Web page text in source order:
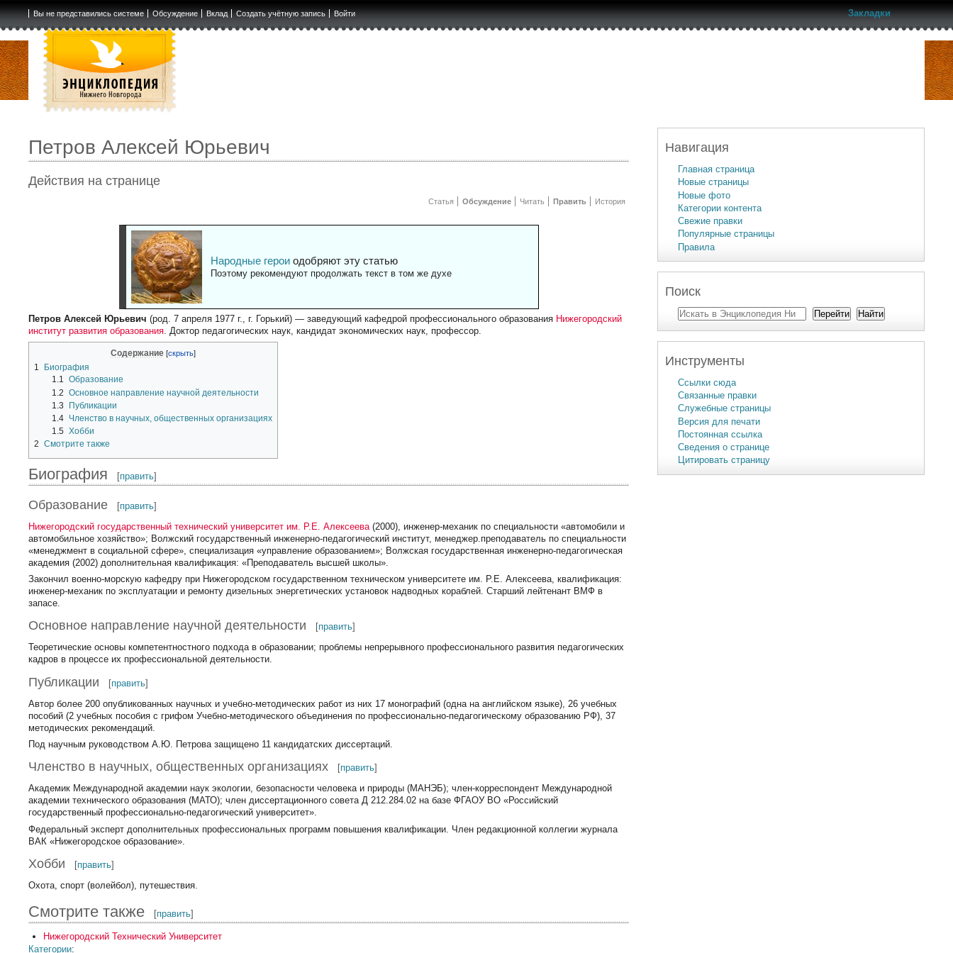
Вы не представились системе Обсуждение Вклад Создать учётную запись Войти Закладки
Петров Алексей Юрьевич
Действия на странице
Статья Обсуждение Читать Править История
Народные героиодобряют эту статью
Поэтому рекомендуют продолжать текст в том же духе
Петров Алексей Юрьевич (род. 7 апреля 1977 г., г. Горький) — заведующий кафедрой профессионального образования Нижегородский
институт развития образования. Доктор педагогических наук, кандидат экономических наук, профессор.
Содержание
1
Биография
1.1 Образование
1.2 Основное направление научной деятельности
1.3
Публикации
1.4 Членство в научных, общественных организациях
1.5 Хобби
2 Смотрите также
Биография [править]
Образование [править]
Нижегородский государственный технический университет им. Р.Е. Алексеева (2000), инженер-механик по специальности «автомобили и
автомобильное хозяйство»; Волжский государственный инженерно-педагогический институт, менеджер.преподаватель по специальности
«менеджмент в социальной сфере», специализация «управление образованием»; Волжская государственная инженерно-педагогическая
академия (2002) дополнительная квалификация: «Преподаватель высшей школы».
Закончил военно-морскую кафедру при Нижегородском государственном техническом университете им. Р.Е. Алексеева, квалификация:
инженер-механик по эксплуатации и ремонту дизельных энергетических установок надводных кораблей. Старший лейтенант ВМФ в
запасе.
Основное направление научной деятельности [править]
Теоретические основы компетентностного подхода в образовании; проблемы непрерывного профессионального развития педагогических
кадров в процессе их профессиональной деятельности.
Публикации [править]
Автор более 200 опубликованных научных и учебно-методических работ из них 17 монографий (одна на английском языке), 26 учебных
пособий (2 учебных пособия с грифом Учебно-методического объединения по профессионально-педагогическому образованию РФ), 37
методических рекомендаций.
Под научным руководством А.Ю. Петрова защищено 11 кандидатских диссертаций.
Членство в научных, общественных организациях [править]
Академик Международной академии наук экологии, безопасности человека и природы (МАНЭБ); член-корреспондент Международной
академии технического образования (МАТО); член диссертационного совета Д 212.284.02 на базе ФГАОУ ВО «Российский
государственный профессионально-педагогический университет».
Федеральный эксперт дополнительных профессиональных программ повышения квалификации. Член редакционной коллегии журнала
ВАК «Нижегородское образование».
Хобби [править]
Охота, спорт (волейбол), путешествия.
Смотрите также [править]
Нижегородский Технический Университет
Категории:
Навигация
Главная страница
Новые страницы
Новые фото
Категории контента
Свежие правки
Популярные страницы
Правила
Поиск
Инструменты
Ссылки сюда
Связанные правки
Служебные страницы
Версия для печати
Постоянная ссылка
Сведения о странице
Цитировать страницу